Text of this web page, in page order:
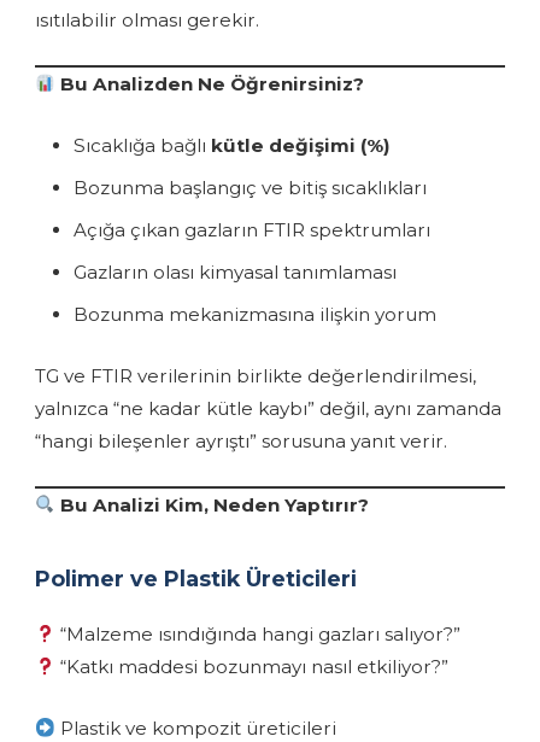
ısıtılabilir olması gerekir.
Bu Analizden Ne Öğrenirsiniz?
Sıcaklığa bağlı kütle değişimi (%)
Bozunma başlangıç ve bitiş sıcaklıkları
Açığa çıkan gazların FTIR spektrumları
Gazların olası kimyasal tanımlaması
Bozunma mekanizmasına ilişkin yorum
TG ve FTIR verilerinin birlikte değerlendirilmesi,
yalnızca “ne kadar kütle kaybı” değil, aynı zamanda
“hangi bileşenler ayrıştı” sorusuna yanıt verir.
Bu Analizi Kim, Neden Yaptırır?
Polimer ve Plastik Üreticileri
“Malzeme ısındığında hangi gazları salıyor?”
“Katkı maddesi bozunmayı nasıl etkiliyor?”
Plastik ve kompozit üreticileri